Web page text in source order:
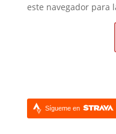
este navegador para
Sígueme en